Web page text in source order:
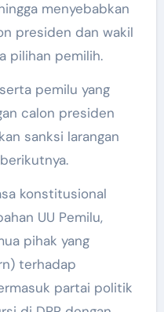
menyebabkan
presiden dan wakil
pilihan pemilih.
pemilu yang
calon presiden
sanksi larangan
konstitusional
UU Pemilu,
pihak yang
terhadap
partai politik